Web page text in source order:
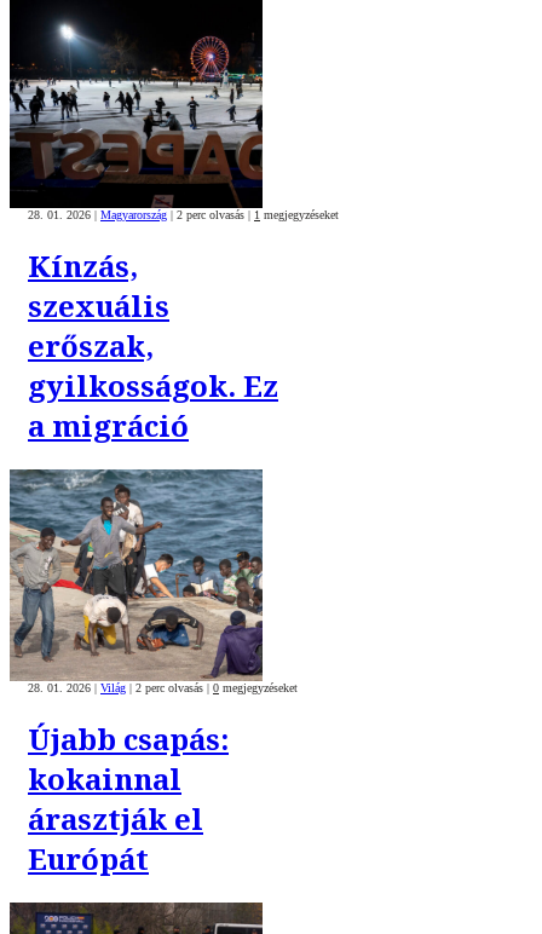
28. 01. 2026 | Magyarország | 2 perc olvasás | 1 megjegyzéseket
Kínzás,
szexuális
erőszak,
gyilkosságok. Ez
a migráció
28. 01. 2026 | Világ | 2 perc olvasás | 0 megjegyzéseket
Újabb csapás:
kokainnal
árasztják el
Európát